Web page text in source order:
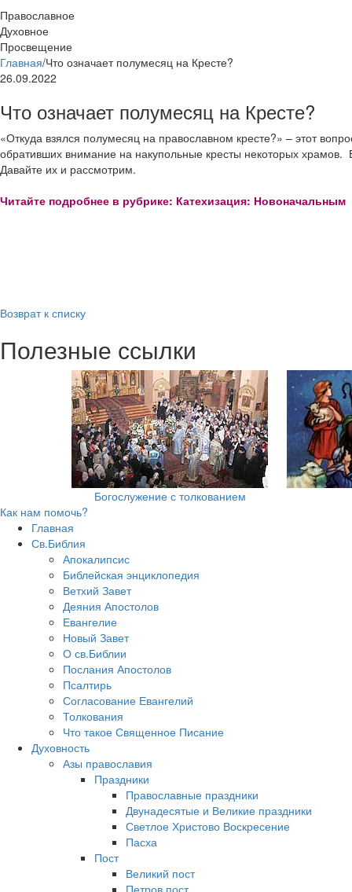
Православное
Духовное
Просвещение
Главная/Что означает полумесяц на Кресте?
26.09.2022
Что означает полумесяц на Кресте?
«Откуда взялся полумесяц на православном кресте?» – этот
обративших внимание на накупольные кресты некоторых храмов.
Давайте их и рассмотрим.
Читайте подробнее в рубрике: Катехизация: Новоначальным
Возврат к списку
Полезные ссылки
Богослужение с толкованием
Как нам помочь?
Главная
Св.Библия
Апокалипсис
Библейская энциклопедия
Ветхий Завет
Деяния Апостолов
Евангелие
Новый Завет
О св.Библии
Послания Апостолов
Псалтирь
Согласование Евангелий
Толкования
Что такое Священное Писание
Духовность
Азы православия
Праздники
Православные праздники
Двунадесятые и Великие праздники
Светлое Христово Воскресение
Пасха
Пост
Великий пост